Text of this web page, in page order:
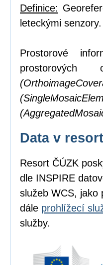
Definice:
leteckými senzory.
Prostorové
prostorových
Data v
Resort ČÚZK
dle INSPIRE
služeb WCS, jako
dále prohlížecí
služby.